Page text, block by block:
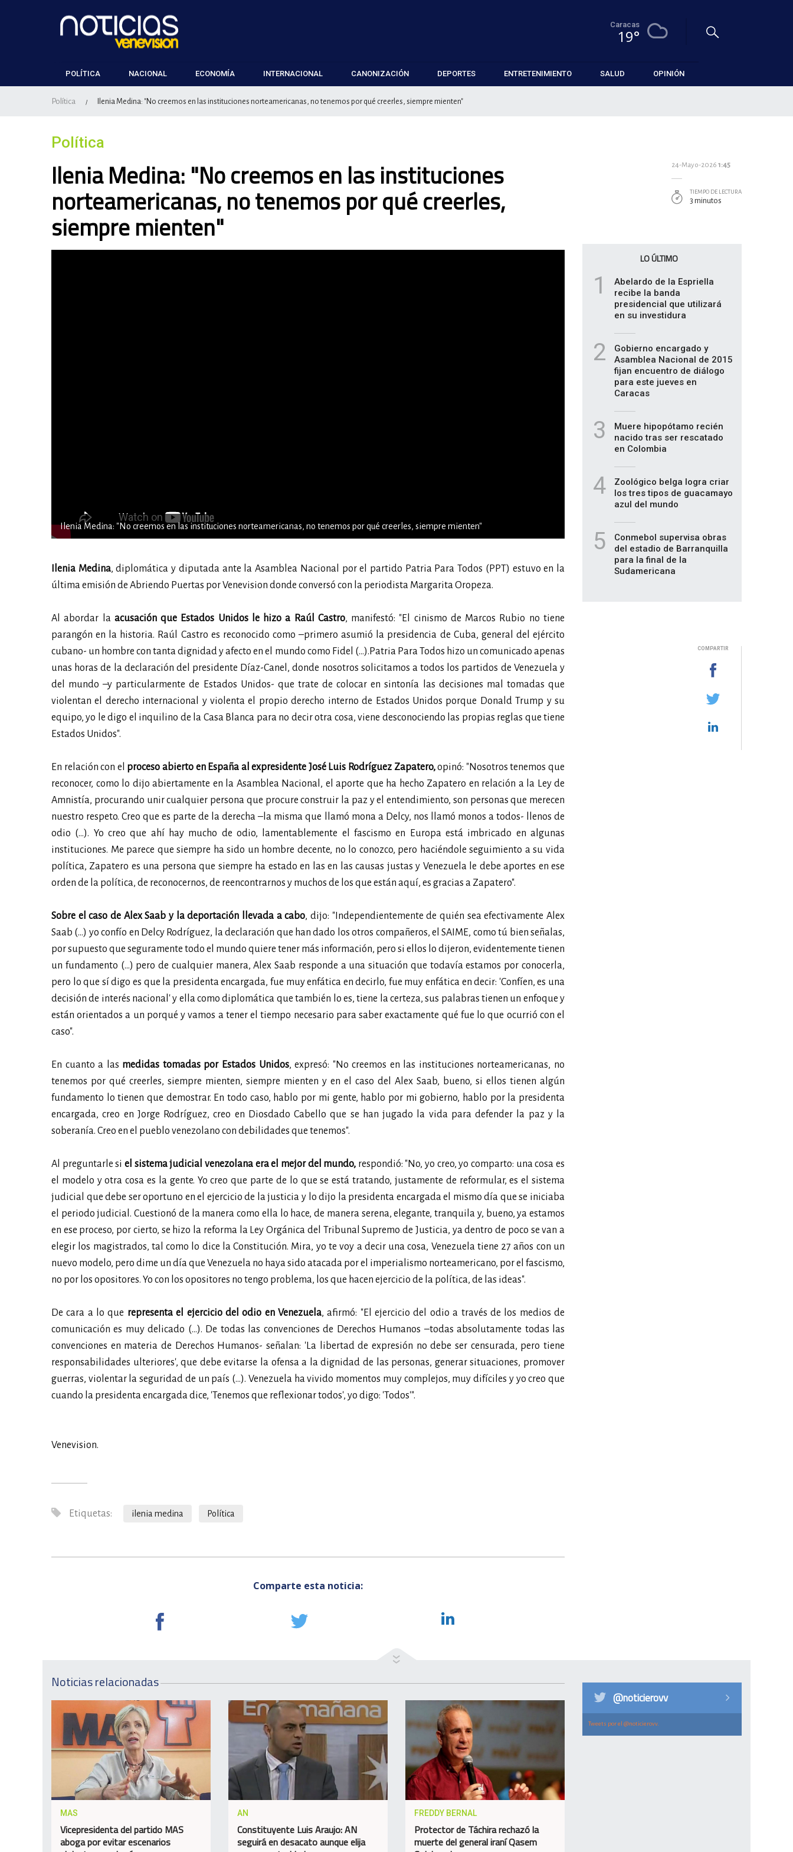
Caracas
19°
POLÍTICA NACIONAL ECONOMÍA INTERNACIONAL CANONIZACIÓN DEPORTES ENTRETENIMIENTO SALUD OPINIÓN
Política / Ilenia Medina: "No creemos en las instituciones norteamericanas, no tenemos por qué creerles, siempre mienten"
Política
Ilenia Medina: "No creemos en las instituciones
norteamericanas, no tenemos por qué creerles,
siempre mienten"
Ilenia Medina: "No creemos en las instituciones norteamericanas, no tenemos por qué creerles, siempre mienten"
Ilenia Medina, diplomática y diputada ante la Asamblea Nacional por el partido Patria Para Todos (PPT) estuvo en la
última emisión de Abriendo Puertas por Venevision donde conversó con la periodista Margarita Oropeza.
Al abordar laacusación que Estados Unidos le hizo a Raúl Castro, manifestó: "El cinismo de Marcos Rubio no tiene
parangón en la historia. Raúl Castro es reconocido como –primero asumió la presidencia de Cuba, general del ejército
cubano- un hombre con tanta dignidad y afecto en el mundo como Fidel (…).Patria Para Todos hizo un comunicado apenas
unas horas de la declaración del presidente Díaz-Canel, donde nosotros solicitamos a todos los partidos de Venezuela y
del mundo –y particularmente de Estados Unidos- que trate de colocar en sintonía las decisiones mal tomadas que
violentan el derecho internacional y violenta el propio derecho interno de Estados Unidos porque Donald Trump y su
equipo, yo le digo el inquilino de la Casa Blanca para no decir otra cosa, viene desconociendo las propias reglas que tiene
Estados Unidos".
En relación con el proceso abierto en España al expresidente José Luis Rodríguez Zapatero,opinó: "Nosotros tenemos que
reconocer, como lo dijo abiertamente en la Asamblea Nacional, el aporte que ha hecho Zapatero en relación a la Ley de
Amnistía, procurando unir cualquier persona que procure construir la paz y el entendimiento, son personas que merecen
nuestro respeto. Creo que es parte de la derecha –la misma que llamó mona a Delcy, nos llamó monos a todos- llenos de
odio (…). Yo creo que ahí hay mucho de odio, lamentablemente el fascismo en Europa está imbricado en algunas
instituciones. Me parece que siempre ha sido un hombre decente, no lo conozco, pero haciéndole seguimiento a su vida
política, Zapatero es una persona que siempre ha estado en las en las causas justas y Venezuela le debe aportes en ese
orden de la política, de reconocernos, de reencontrarnos y muchos de los que están aquí, es gracias a Zapatero".
Sobre el caso de Alex Saab y la deportación llevada a cabo, dijo: "Independientemente de quién sea efectivamente Alex
Saab (…) yo confío en Delcy Rodríguez, la declaración que han dado los otros compañeros, el SAIME, como tú bien señalas,
por supuesto que seguramente todo el mundo quiere tener más información, pero si ellos lo dijeron, evidentemente tienen
un fundamento (…) pero de cualquier manera, Alex Saab responde a una situación que todavía estamos por conocerla,
pero lo que sí digo es que la presidenta encargada, fue muy enfática en decirlo, fue muy enfática en decir: 'Confíen, es una
decisión de interés nacional' y ella como diplomática que también lo es, tiene la certeza, sus palabras tienen un enfoque y
están orientados a un porqué y vamos a tener el tiempo necesario para saber exactamente qué fue lo que ocurrió con el
caso".
En cuanto a las medidas tomadas por Estados Unidos, expresó: "No creemos en las instituciones norteamericanas, no
tenemos por qué creerles, siempre mienten, siempre mienten y en el caso del Alex Saab, bueno, si ellos tienen algún
fundamento lo tienen que demostrar. En todo caso, hablo por mi gente, hablo por mi gobierno, hablo por la presidenta
encargada, creo en Jorge Rodríguez, creo en Diosdado Cabello que se han jugado la vida para defender la paz y la
soberanía. Creo en el pueblo venezolano con debilidades que tenemos".
Al preguntarle si el sistema judicial venezolana era el mejor del mundo, respondió: "No, yo creo, yo comparto: una cosa es
el modelo y otra cosa es la gente. Yo creo que parte de lo que se está tratando, justamente de reformular, es el sistema
judicial que debe ser oportuno en el ejercicio de la justicia y lo dijo la presidenta encargada el mismo día que se iniciaba
el periodo judicial. Cuestionó de la manera como ella lo hace, de manera serena, elegante, tranquila y, bueno, ya estamos
en ese proceso, por cierto, se hizo la reforma la Ley Orgánica del Tribunal Supremo de Justicia, ya dentro de poco se van a
elegir los magistrados, tal como lo dice la Constitución. Mira, yo te voy a decir una cosa, Venezuela tiene 27 años con un
nuevo modelo, pero dime un día que Venezuela no haya sido atacada por el imperialismo norteamericano, por el fascismo,
no por los opositores. Yo con los opositores no tengo problema, los que hacen ejercicio de la política, de las ideas".
De cara a lo que representa el ejercicio del odio en Venezuela, afirmó: "El ejercicio del odio a través de los medios de
comunicación es muy delicado (…). De todas las convenciones de Derechos Humanos –todas absolutamente todas las
convenciones en materia de Derechos Humanos- señalan: 'La libertad de expresión no debe ser censurada, pero tiene
responsabilidades ulteriores', que debe evitarse la ofensa a la dignidad de las personas, generar situaciones, promover
guerras, violentar la seguridad de un país (…). Venezuela ha vivido momentos muy complejos, muy difíciles y yo creo que
cuando la presidenta encargada dice, 'Tenemos que reflexionar todos', yo digo: 'Todos'".
Venevision.
Etiquetas: ilenia medina Política
Comparte esta noticia:
24-Mayo-2026 1:45
TIEMPO DE LECTURA
3 minutos
LO ÚLTIMO
1
Abelardo de la Espriella
recibe la banda
presidencial que utilizará
en su investidura
2
Gobierno encargado y
Asamblea Nacional de 2015
fijan encuentro de diálogo
para este jueves en
Caracas
3
Muere hipopótamo recién
nacido tras ser rescatado
en Colombia
4
Zoológico belga logra criar
los tres tipos de guacamayo
azul del mundo
5
Conmebol supervisa obras
del estadio de Barranquilla
para la final de la
Sudamericana
COMPARTIR
Noticias relacionadas
MAS
Vicepresidenta del partido MAS
aboga por evitar escenarios
AN
Constituyente Luis Araujo: AN
seguirá en desacato aunque elija
FREDDY BERNAL
Protector de Táchira rechazó la
muerte del general iraní Qasem
@noticierovv
Tweets por el @noticierovv.